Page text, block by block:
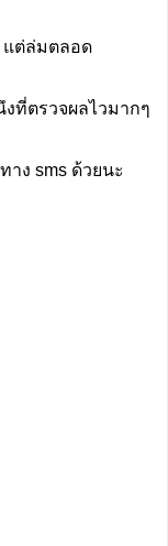
ต่ล่มตลอด
ที่ตรวจผลไวมากๆ
ง sms ด้วยนะ